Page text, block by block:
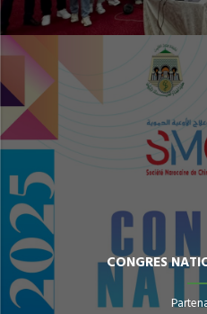
CONGRES